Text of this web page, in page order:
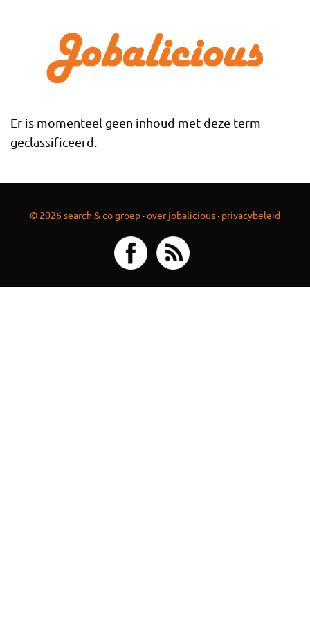
Er is momenteel geen inhoud met deze term
geclassificeerd.
© 2026 search & co groep ·over jobalicious · privacybeleid